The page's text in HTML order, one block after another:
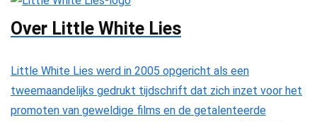
Over Little White Lies
Little White Lies werd in 2005 opgericht als een
tweemaandelijks gedrukt tijdschrift dat zich inzet voor het
promoten van geweldige films en de getalenteerde